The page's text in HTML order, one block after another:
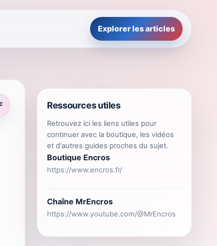
Explorer les articles
Ressources utiles
Retrouvez ici les liens utiles pour
continuer avec la boutique, les vidéos
et d'autres guides proches du sujet.
Boutique Encros
https://www.encros.fr/
Chaîne MrEncros
https://www.youtube.com/@MrEncros